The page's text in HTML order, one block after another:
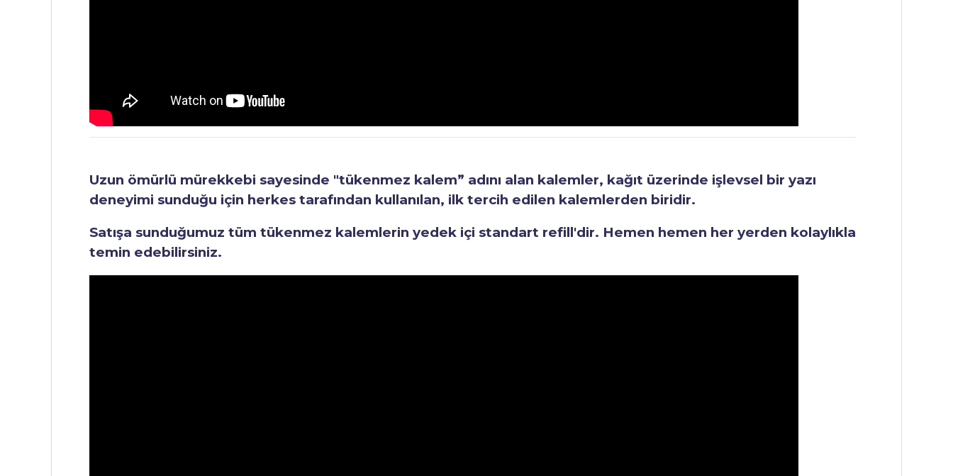
Uzun ömürlü mürekkebi sayesinde "tükenmez kalem” adını alan kalemler, kağıt üzerinde işlevsel bir yazı
deneyimi sunduğu için herkes tarafından kullanılan, ilk tercih edilen kalemlerden biridir.
Satışa sunduğumuz tüm tükenmez kalemlerin yedek içi standart refill'dir. Hemen hemen her yerden kolaylıkla
temin edebilirsiniz.